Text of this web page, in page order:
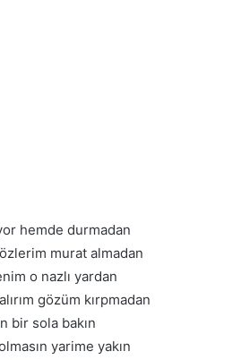
hemde durmadan
murat almadan
o nazlı yardan
gözüm kırpmadan
bir sola bakın
yarime yakın